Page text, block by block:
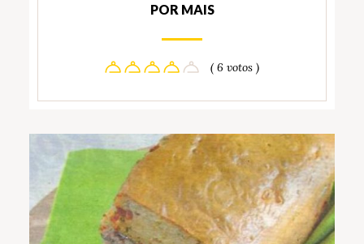
POR MAIS
( 6 votos )